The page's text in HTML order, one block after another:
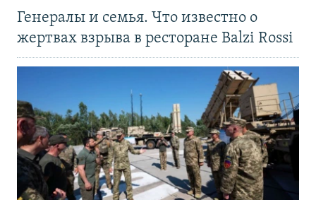
Генералы и семья. Что известно о
жертвах взрыва в ресторане Balzi Rossi